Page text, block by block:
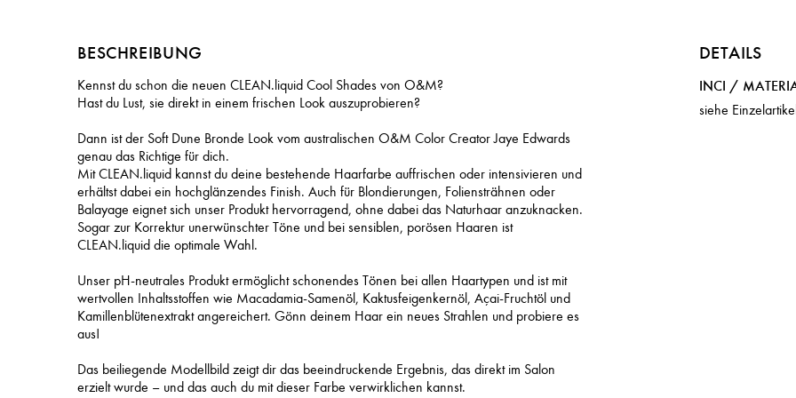
BESCHREIBUNG
Kennst du schon die neuen CLEAN.liquid Cool Shades von O&M?
Hast du Lust, sie direkt in einem frischen Look auszuprobieren?
Dann ist der Soft Dune Bronde Look vom australischen O&M Color Creator Jaye Edwards
genau das Richtige für dich.
Mit CLEAN.liquid kannst du deine bestehende Haarfarbe auffrischen oder intensivieren und
erhältst dabei ein hochglänzendes Finish. Auch für Blondierungen, Foliensträhnen oder
Balayage eignet sich unser Produkt hervorragend, ohne dabei das Naturhaar anzuknacken.
Sogar zur Korrektur unerwünschter Töne und bei sensiblen, porösen Haaren ist
CLEAN.liquid die optimale Wahl.
Unser pH-neutrales Produkt ermöglicht schonendes Tönen bei allen Haartypen und ist mit
wertvollen Inhaltsstoffen wie Macadamia-Samenöl, Kaktusfeigenkernöl, Açai-Fruchtöl und
Kamillenblütenextrakt angereichert. Gönn deinem Haar ein neues Strahlen und probiere es
aus!
Das beiliegende Modellbild zeigt dir das beeindruckende Ergebnis, das direkt im Salon
erzielt wurde – und das auch du mit dieser Farbe verwirklichen kannst.
DETAILS
INCI /
siehe